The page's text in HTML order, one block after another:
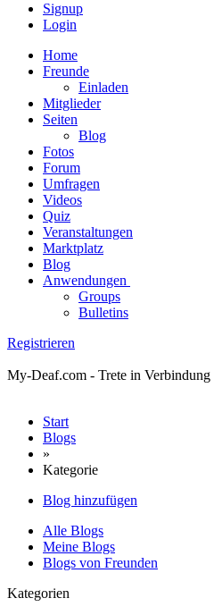
Signup
Login
Home
Freunde
Einladen
Mitglieder
Seiten
Blog
Fotos
Forum
Umfragen
Videos
Quiz
Veranstaltungen
Marktplatz
Blog
Anwendungen
Groups
Bulletins
Registrieren
My-Deaf.com - Trete in
Start
Blogs
»
Kategorie
Blog hinzufügen
Alle Blogs
Meine Blogs
Blogs von Freunden
Kategorien